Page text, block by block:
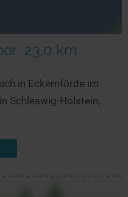
23,0 km
in Eckernförde im
Schleswig-Holstein,